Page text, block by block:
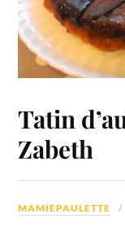
Tatin
Zabeth
MAMIEPAULETTE